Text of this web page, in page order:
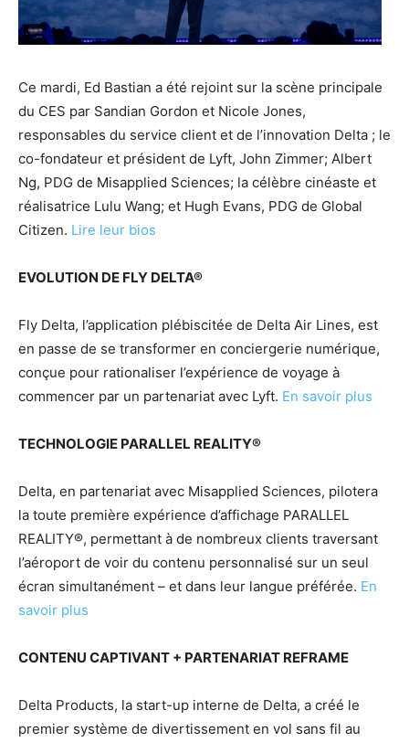
Ce mardi, Ed Bastian a été rejoint sur la scène principale
du CES par Sandian Gordon et Nicole Jones,
responsables du service client et de l’innovation Delta ; le
co-fondateur et président de Lyft, John Zimmer; Albert
Ng, PDG de Misapplied Sciences; la célèbre cinéaste et
réalisatrice Lulu Wang; et Hugh Evans, PDG de Global
Citizen. Lire leur bios
EVOLUTION DE FLY DELTA®
Fly Delta, l’application plébiscitée de Delta Air Lines, est
en passe de se transformer en conciergerie numérique,
conçue pour rationaliser l’expérience de voyage à
commencer par un partenariat avec Lyft. En savoir plus
TECHNOLOGIE PARALLEL REALITY®
Delta, en partenariat avec Misapplied Sciences, pilotera
la toute première expérience d’affichage PARALLEL
REALITY®, permettant à de nombreux clients traversant
l’aéroport de voir du contenu personnalisé sur un seul
écran simultanément – et dans leur langue préférée. En
savoir plus
CONTENU CAPTIVANT + PARTENARIAT REFRAME
Delta Products, la start-up interne de Delta, a créé le
premier système de divertissement en vol sans fil au